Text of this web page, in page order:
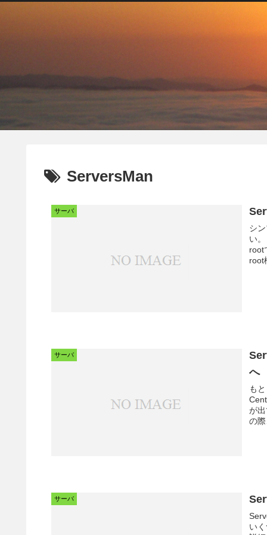
ServersMan
サーバ
シ
い
root
root
サーバ
へ
もと
CentOS(32bit) エン
が
の
サーバ
い